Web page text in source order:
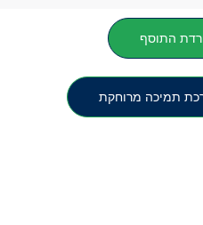
התוסף
תמיכה מרוחקת